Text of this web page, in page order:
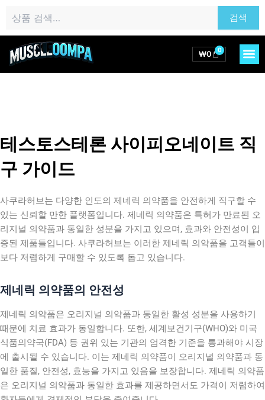
츠
색:
검색
₩0 0
Cart
테스토스테론 사이피오네이트 직
구 가이드
사쿠라허브는 다양한 인도의 제네릭 의약품을 안전하게 직구할 수
있는 신뢰할 만한 플랫폼입니다. 제네릭 의약품은 특허가 만료된 오
리지널 의약품과 동일한 성분을 가지고 있으며, 효과와 안전성이 입
증된 제품들입니다. 사쿠라허브는 이러한 제네릭 의약품을 고객들이
보다 저렴하게 구매할 수 있도록 돕고 있습니다.
제네릭 의약품의 안전성
제네릭 의약품은 오리지널 의약품과 동일한 활성 성분을 사용하기
때문에 치료 효과가 동일합니다. 또한, 세계보건기구(WHO)와 미국
식품의약국(FDA) 등 권위 있는 기관의 엄격한 기준을 통과해야 시장
에 출시될 수 있습니다. 이는 제네릭 의약품이 오리지널 의약품과 동
일한 품질, 안전성, 효능을 가지고 있음을 보장합니다. 제네릭 의약품
은 오리지널 의약품과 동일한 효과를 제공하면서도 가격이 저렴하여